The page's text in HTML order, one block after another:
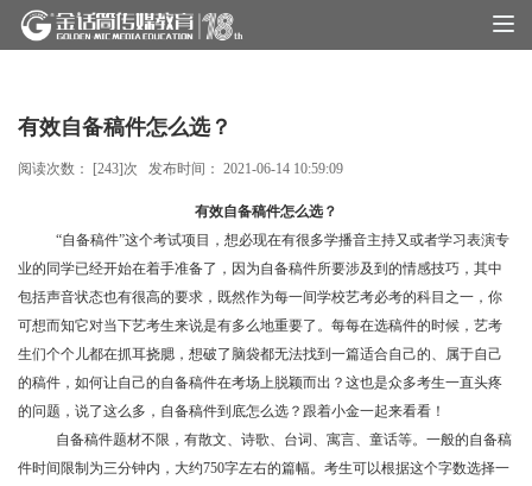
有效自备稿件怎么选？
阅读次数： [243]次 发布时间： 2021-06-14 10:59:09
有效自备稿件怎么选 ？
“自备稿件”这个考试项目，想必现在有很多学播音主持又或者学习表演专
业的同学已经开始在着手准备了，因为自备稿件所要涉及到的情感技巧，其中
包括声音状态也有很高的要求，既然作为每一间学校艺考必考的科目之一，你
可想而知它对当下艺考生来说是有多么地重要了。每每在选稿件的时候，艺考
生们个个儿都在抓耳挠腮，想破了脑袋都无法找到一篇适合自己的、属于自己
的稿件，如何让自己的自备稿件在考场上脱颖而出？这也是众多考生一直头疼
的问题，说了这么多，自备稿件到底怎么选？跟着小金一起来看看！
自备稿件题材不限，有散文、诗歌、台词、寓言、童话等。一般的自备稿
件时间限制为三分钟内，大约750字左右的篇幅。考生可以根据这个字数选择一